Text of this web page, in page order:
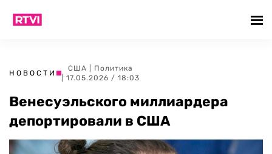
НОВОСТИ
США
Политика
| 17.05.2026 / 18:03
Венесуэльского миллиардера
депортировали в США